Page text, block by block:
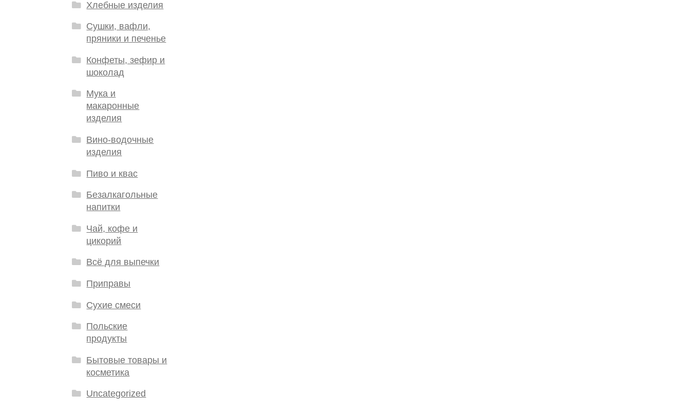
Хлебные изделия
Сушки, вафли,
пряники и печенье
Конфеты, зефир и
шоколад
Мука и
макаронные
изделия
Вино-водочные
изделия
Пиво и квас
Безалкагольные
напитки
Чай, кофе и
цикорий
Всё для выпечки
Приправы
Сухие смеси
Польские
продукты
Бытовые товары и
косметика
Uncategorized